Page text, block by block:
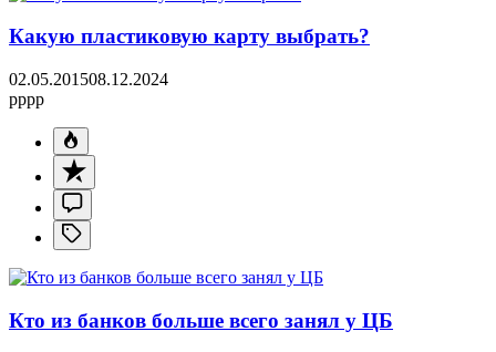
Какую пластиковую карту выбрать?
02.05.201508.12.2024
pppp
Кто из банков больше всего занял у ЦБ